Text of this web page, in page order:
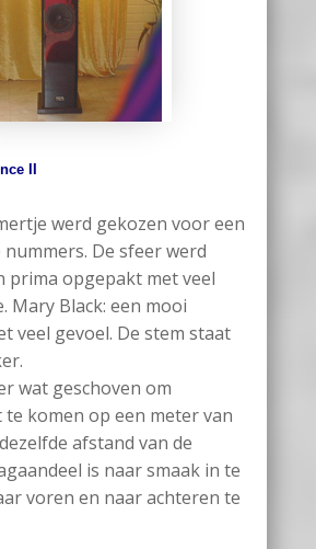
II
werd gekozen voor een
De sfeer werd
prima opgepakt met veel
Mary Black: een mooi
veel gevoel. De stem staat
wat geschoven om
komen op een meter van
afstand van de
is naar smaak in te
voren en naar achteren te